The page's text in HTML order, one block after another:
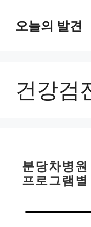
오늘의 발견
건강검
분당차병
프로그램